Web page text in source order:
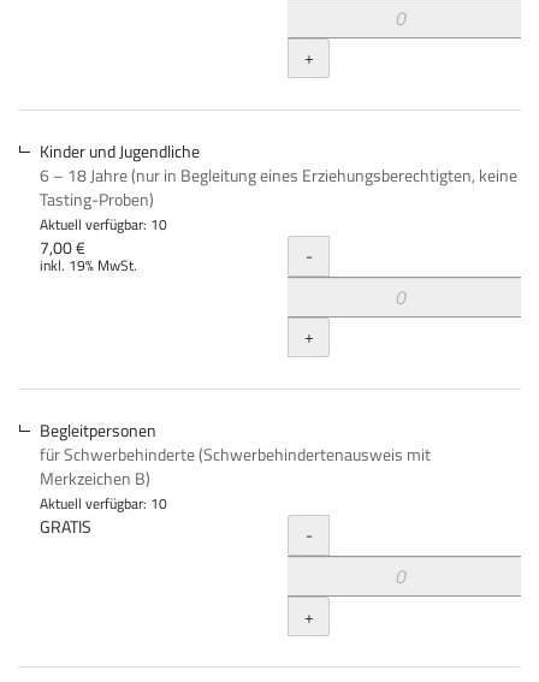
+
Kinder und Jugendliche
6 – 18 Jahre (nur in Begleitung eines Erziehungsberechtigten, keine
Tasting-Proben)
Aktuell verfügbar: 10
7,00 €
inkl. 19% MwSt. Menge
-
+
Begleitpersonen
für Schwerbehinderte (Schwerbehindertenausweis mit
Merkzeichen B)
Aktuell verfügbar: 10
GRATIS Menge
-
+